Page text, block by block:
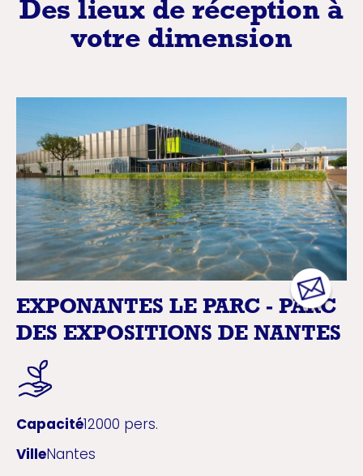
Des lieux de réception à
votre dimension
EXPONANTES LE PARC - PARC
DES EXPOSITIONS DE NANTES
Capacité12000 pers.
VilleNantes